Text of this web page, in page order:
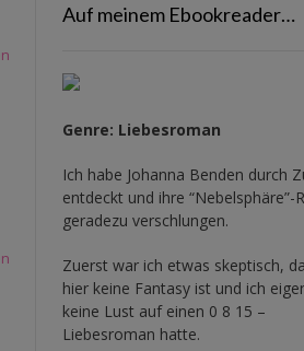
Auf meinem Ebookreader…
Genre: Liebesroman
Ich habe Johanna Benden durch
entdeckt und ihre “Nebelsphäre”-
geradezu verschlungen.
Zuerst war ich etwas skeptisch,
hier keine Fantasy ist und ich
keine Lust auf einen 0 8 15 –
Liebesroman hatte.